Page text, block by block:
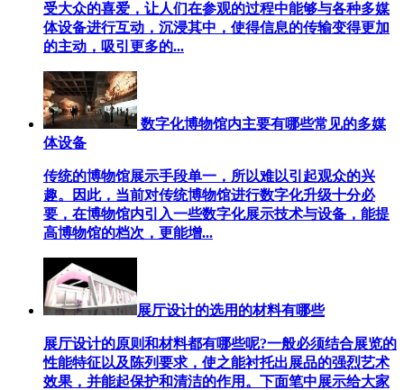
受大众的喜爱，让人们在参观的过程中能够与各种多媒
体设备进行互动，沉浸其中，使得信息的传输变得更加
的主动，吸引更多的...
数字化博物馆内主要有哪些常见的多媒
体设备
传统的博物馆展示手段单一，所以难以引起观众的兴
趣。因此，当前对传统博物馆进行数字化升级十分必
要，在博物馆内引入一些数字化展示技术与设备，能提
高博物馆的档次，更能增...
展厅设计的选用的材料有哪些
展厅设计的原则和材料都有哪些呢?一般必须结合展览的
性能特征以及陈列要求，使之能衬托出展品的强烈艺术
效果，并能起保护和清洁的作用。下面笔中展示给大家